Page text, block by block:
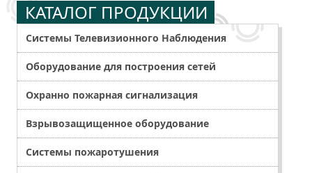
КАТАЛОГ ПРОДУКЦИИ
Системы Телевизионного Наблюдения
Оборудование для построения сетей
Охранно пожарная сигнализация
Взрывозащищенное оборудование
Системы пожаротушения